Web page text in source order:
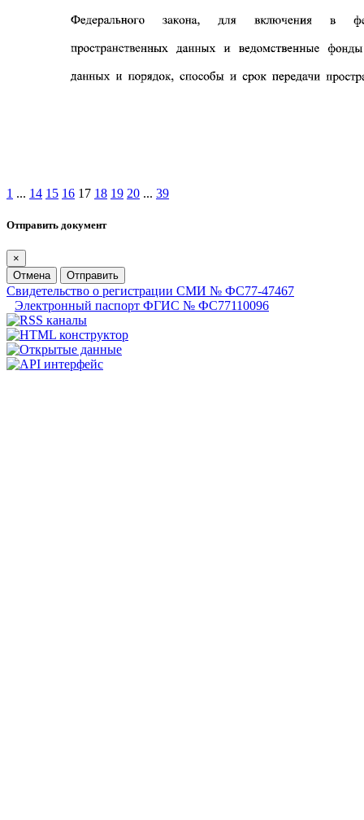
1 ... 14 15 16 17 18 19 20 ... 39
Отправить документ
×
Отмена
Отправить
Свидетельство о регистрации СМИ № ФС77-47467
Электронный паспорт ФГИС № ФС77110096